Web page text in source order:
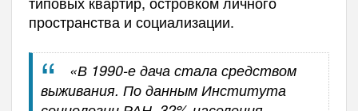
пространства и социализации.
«В 1990-е дача стала средством
выживания. По данным Института